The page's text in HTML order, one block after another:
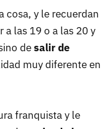
cosa, y le recuerdan
a las 19 o a las 20 y
desalir de
muy diferente en
franquista y le